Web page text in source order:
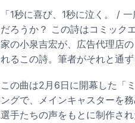
「1秒に喜び、1秒に泣く。 /
だろうか？ この詩はコミック
家の小泉吉宏が、広告代理店
れるこの詩。筆者がそれと通
この曲は2月6日に開幕した「
ングで、メインキャスターを
選手たちの声をもとに制作さ